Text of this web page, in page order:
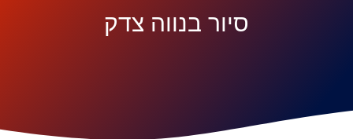
סיור בנווה צדק